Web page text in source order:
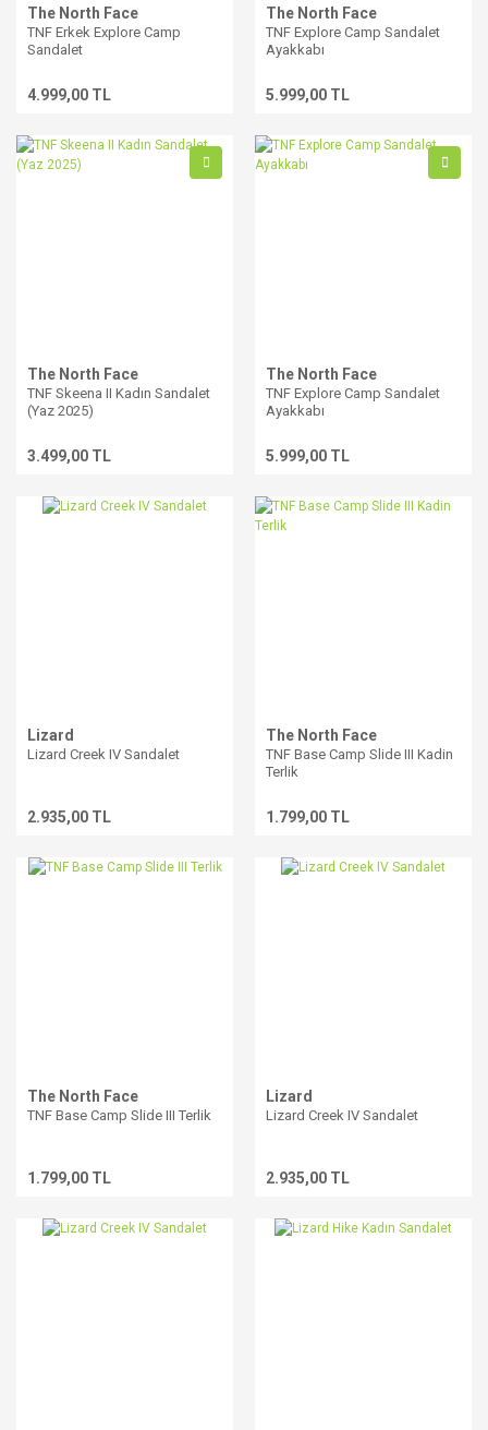
The North Face
TNF Erkek Explore Camp
Sandalet
4.999,00 TL
The North Face
TNF Explore Camp Sandalet
Ayakkabı
5.999,00 TL
The North Face
TNF Skeena II Kadın Sandalet
(Yaz 2025)
3.499,00 TL
The North Face
TNF Explore Camp Sandalet
Ayakkabı
5.999,00 TL
Lizard
Lizard Creek IV Sandalet
2.935,00 TL
The North Face
TNF Base Camp Slide III Kadin
Terlik
1.799,00 TL
The North Face
TNF Base Camp Slide III Terlik
1.799,00 TL
Lizard
Lizard Creek IV Sandalet
2.935,00 TL